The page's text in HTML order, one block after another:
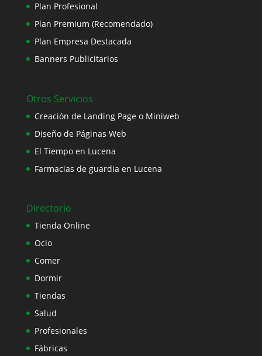
Plan Profesional
Plan Premium (Recomendado)
Plan Empresa Destacada
Banners Publicitarios
Otros Servicios
Creación de Landing Page o Miniweb
Diseño de Páginas Web
El Tiempo en Lucena
Farmacias de guardia en Lucena
Directorio
Tienda Online
Ocio
Comer
Dormir
Tiendas
Salud
Profesionales
Fábricas